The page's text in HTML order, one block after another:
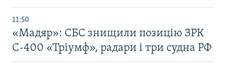
11:50
«Мадяр»: СБС знищили позицію ЗРК
С-400 «Тріумф», радари і три судна РФ